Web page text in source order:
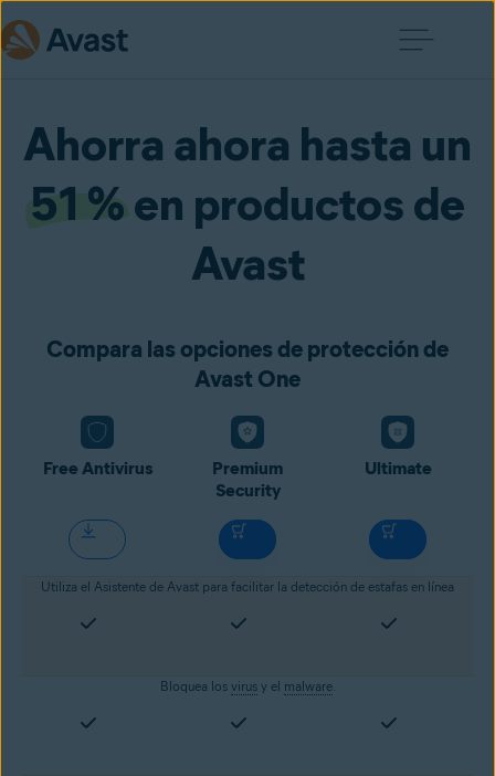
Ahorra ahora hasta un
51 %en productos de
Avast
Compara las opciones de protección de
Avast One
Free Antivirus
Premium
Security
Ultimate
Utiliza el Asistente de Avast para facilitar la detección de estafas en línea
Bloquea los virusy el malware.